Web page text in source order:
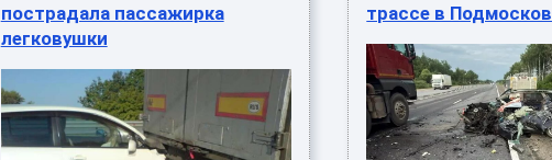
пострадала пассажирка
легковушки
трассе в